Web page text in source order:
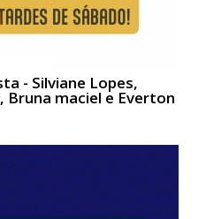
- Silviane Lopes,
Bruna maciel e Everton